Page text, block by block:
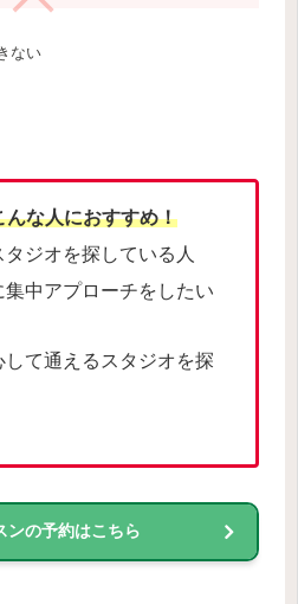
ない
な人におすすめ！
ジオを探している人
中アプローチをしたい
て通えるスタジオを探
ンの予約はこちら